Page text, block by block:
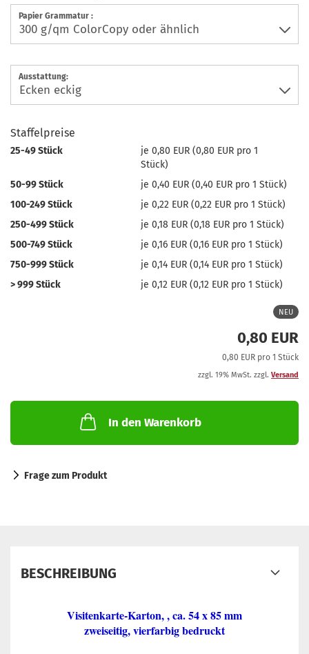
Papier Grammatur :
Ausstattung:
Staffelpreise
25-49 Stück
je 0,80 EUR (0,80 EUR pro 1
Stück)
50-99 Stück
je 0,40 EUR (0,40 EUR pro 1 Stück)
100-249 Stück
je 0,22 EUR (0,22 EUR pro 1 Stück)
250-499 Stück
je 0,18 EUR (0,18 EUR pro 1 Stück)
500-749 Stück
je 0,16 EUR (0,16 EUR pro 1 Stück)
750-999 Stück
je 0,14 EUR (0,14 EUR pro 1 Stück)
> 999 Stück
je 0,12 EUR (0,12 EUR pro 1 Stück)
NEU
0,80 EUR
0,80 EUR pro 1 Stück
zzgl. 19% MwSt. zzgl. Versand
In den Warenkorb
Frage zum Produkt
BESCHREIBUNG
Visitenkarte-Karton, , ca. 54 x 85 mm
zweiseitig, vierfarbig bedruckt